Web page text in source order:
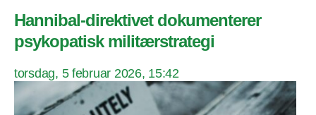
Hannibal-direktivet dokumenterer
psykopatisk militærstrategi
torsdag, 5 februar 2026, 15:42